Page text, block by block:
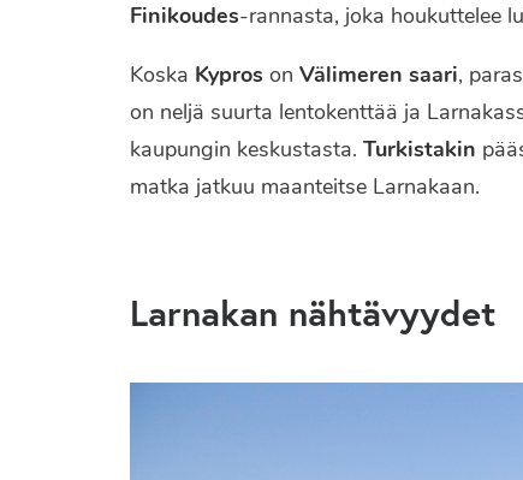
Finikoudes-rannasta, joka houkuttelee
Koska Kypros on Välimeren saari,
on neljä suurta lentokenttää ja
kaupungin keskustasta. Turkistakin
matka jatkuu maanteitse Larnakaan.
Larnakan nähtävyydet